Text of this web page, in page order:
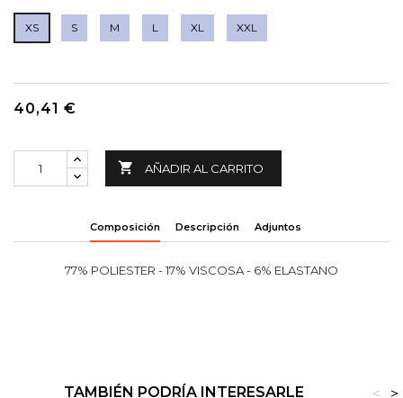
XS S M L XL XXL
40,41 €
 AÑADIR AL CARRITO
Composición Descripción Adjuntos
77% POLIESTER - 17% VISCOSA - 6% ELASTANO
TAMBIÉN PODRÍA INTERESARLE >
<